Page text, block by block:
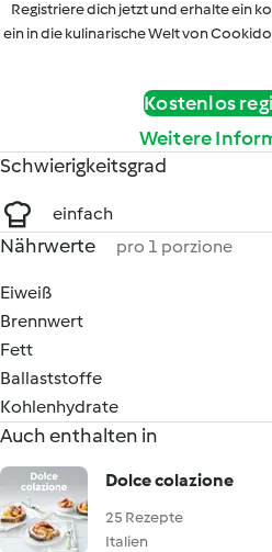
Registriere dich jetzt und erhalte ein
ein in die kulinarische Welt von
Kostenlos
Weitere
Schwierigkeitsgrad
einfach
Nährwerte pro 1 porzione
Eiweiß
Brennwert
Fett
Ballaststoffe
Kohlenhydrate
Auch enthalten in
Dolce colazione
25 Rezepte
Italien